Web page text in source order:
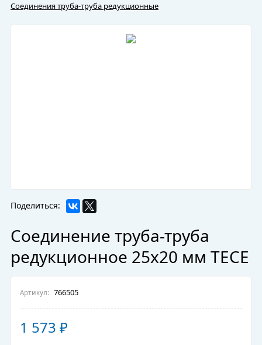
Соединения труба-труба редукционные
Поделиться:
Соединение труба-труба
редукционное 25х20 мм TECE
Артикул: 766505
1 573 ₽